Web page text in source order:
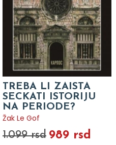
TREBA LI ZAISTA
SECKATI ISTORIJU
NA PERIODE?
Žak Le Gof
1.099 rsd 989 rsd